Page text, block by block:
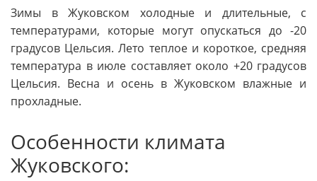
Зимы в Жуковском холодные и длительные, с
температурами, которые могут опускаться до -20
градусов Цельсия. Лето теплое и короткое, средняя
температура в июле составляет около +20 градусов
Цельсия. Весна и осень в Жуковском влажные и
прохладные.
Особенности климата
Жуковского: